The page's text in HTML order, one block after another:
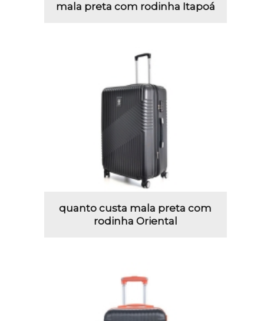
mala preta com rodinha Itapoá
quanto custa mala preta com
rodinha Oriental